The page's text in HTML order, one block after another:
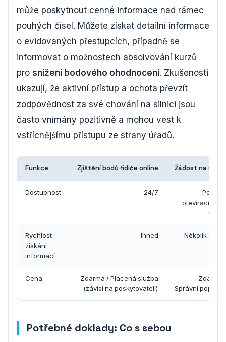
může poskytnout cenné informace nad rámec
pouhých čísel. Můžete získat detailní informace
o evidovaných přestupcích, případně se
informovat o možnostech absolvování kurzů
pro snížení bodového ohodnocení. Zkušenosti
ukazují, že aktivní přístup a ochota převzít
zodpovědnost za své chování na silnici jsou
často vnímány pozitivně a mohou vést k
vstřícnějšímu přístupu ze strany úřadů.
Funkce Zjištění bodů řidiče online Žádost na
Dostupnost 24/7
Pouze
otevírací
Rychlost
získání
informací
Ihned
Několik dní
Cena
Zdarma / Placená služba
(závisí na poskytovateli)
Zdarma
Správní
Potřebné doklady: Co s sebou